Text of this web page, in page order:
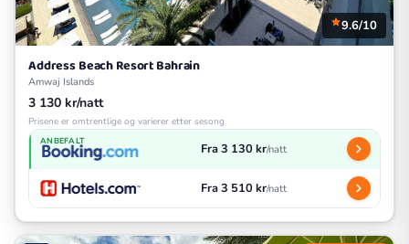
9.6/10
Address Beach Resort Bahrain
Amwaj Islands
3 130 kr/natt
Prisene er omtrentlige og varierer etter sesong
ANBEFALT Fra 3 130 kr/natt
Fra 3 510 kr/natt